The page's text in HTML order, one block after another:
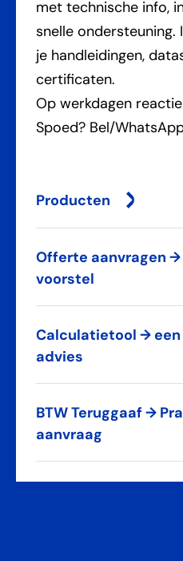
met technische info,
snelle ondersteuning.
je handleidingen,
certificaten.
Op werkdagen reactie
Spoed? Bel/
Producten
Offerte aanvragen
voorstel
Calculatietool →
advies
BTW Teruggaaf →
aanvraag